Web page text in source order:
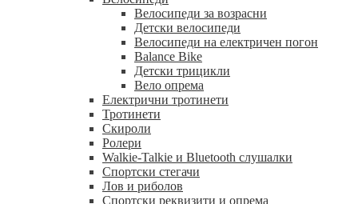
Велосипеди за возрасни
Детски велосипеди
Велосипеди на електричен погон
Balance Bike
Детски трицикли
Вело опрема
Електрични тротинети
Тротинети
Скироли
Ролери
Walkie-Talkie и Bluetooth слушалки
Спортски стегачи
Лов и риболов
Спортски реквизити и опрема